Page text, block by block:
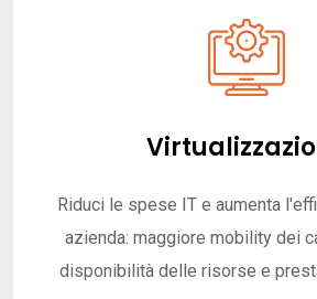
Riduci le spese IT e aumenta
azienda: maggiore mobility dei
disponibilità delle risorse e